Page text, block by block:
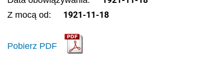
Z mocą od: 1921-11-18
Pobierz PDF